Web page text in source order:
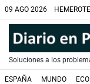
09 AGO 2026
Soluciones a los
ESPAÑA MUNDO